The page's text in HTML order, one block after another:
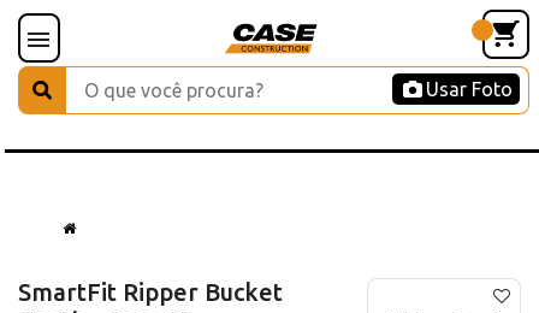
Usar Foto
SmartFit Ripper Bucket